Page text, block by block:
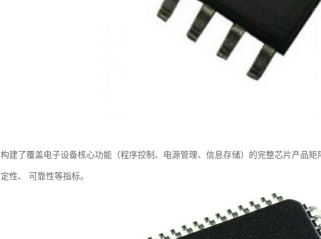
构建了覆盖电子设备核心功能（程序控制、电源管理、信息存储）的完整芯片产品
定性、 可靠性等指标。